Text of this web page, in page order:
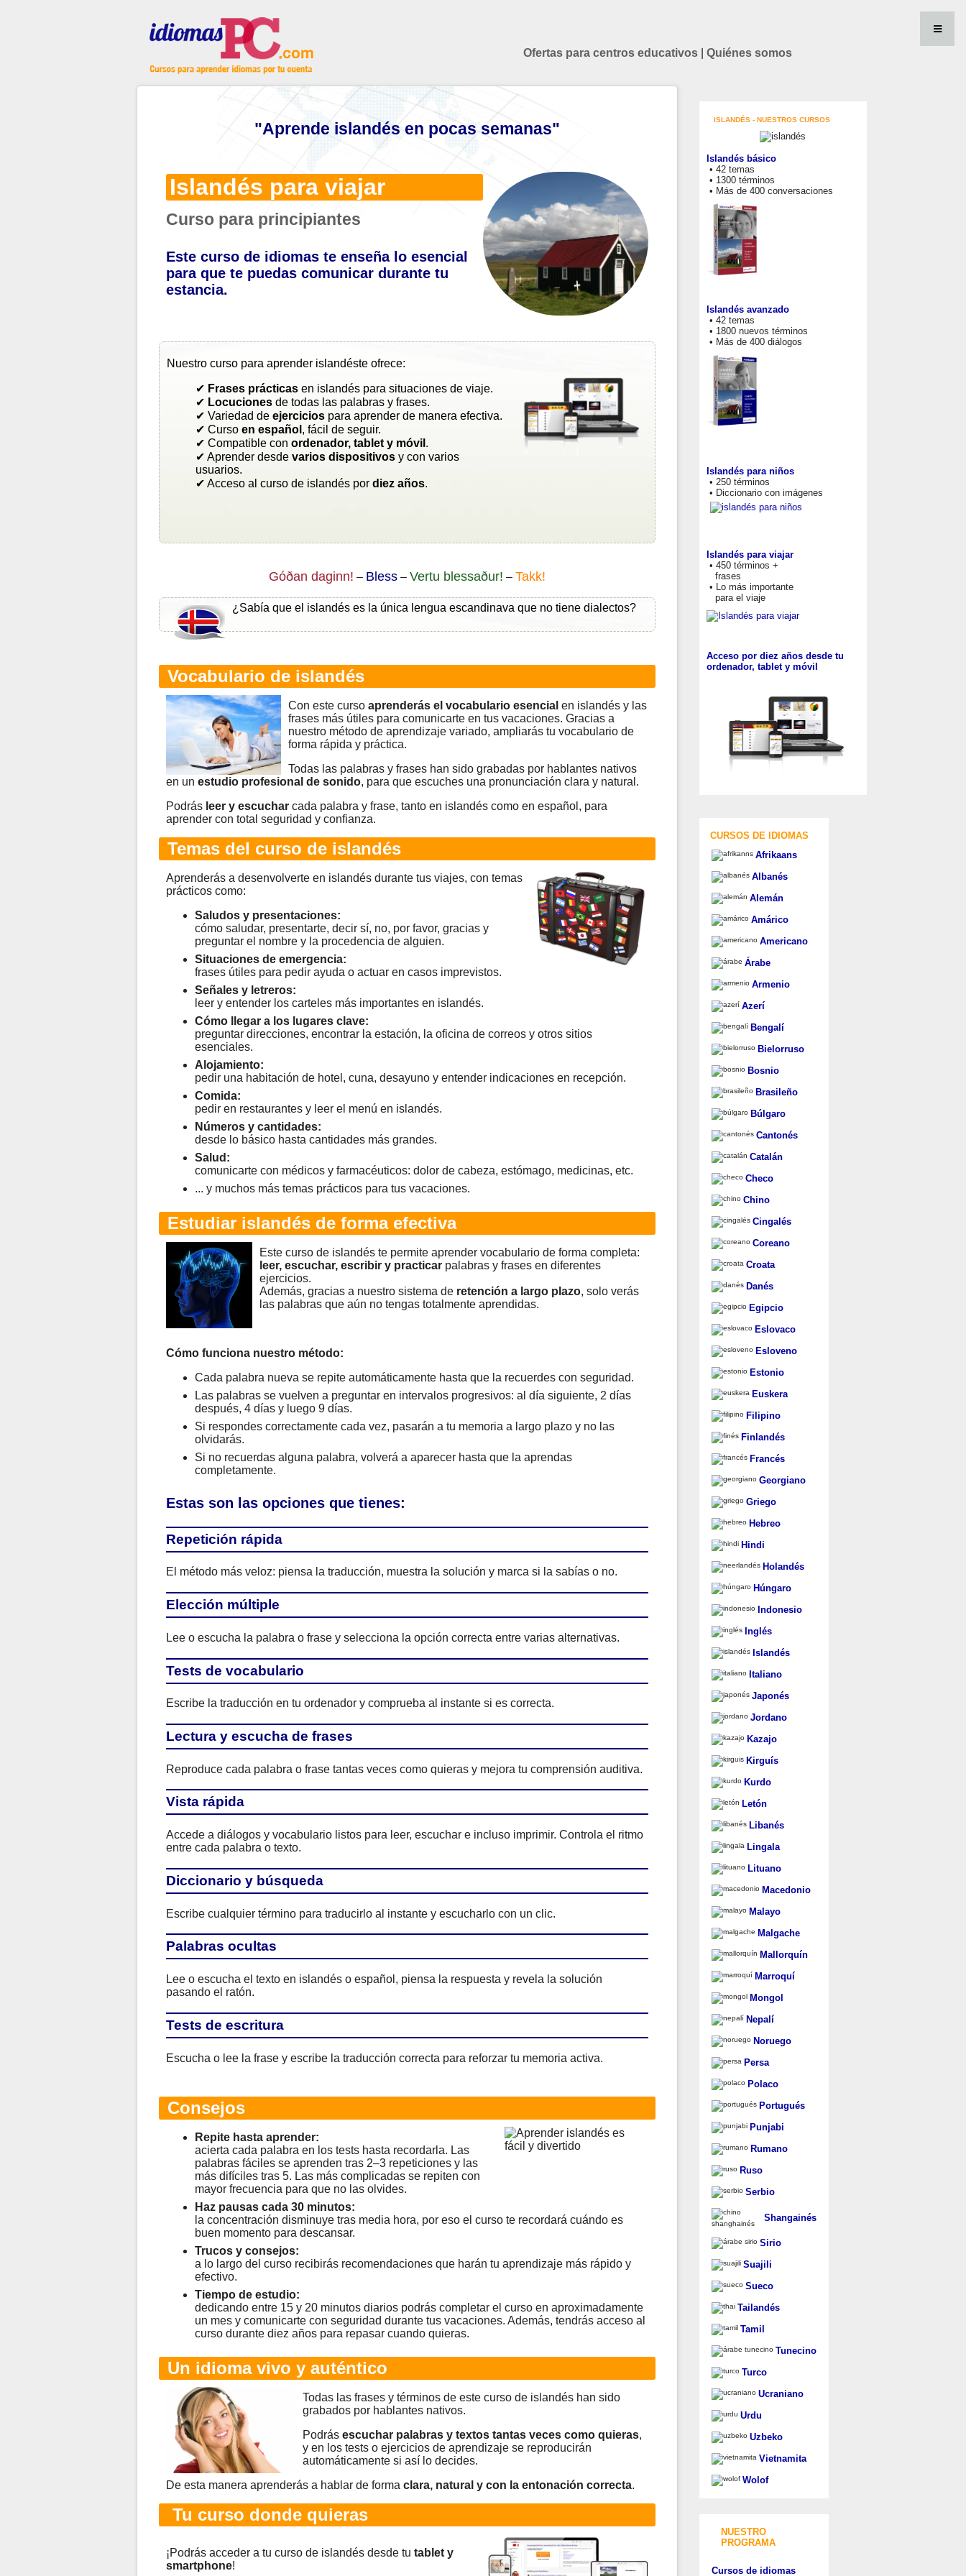
Ofertas para centros educativos Quiénes somos
"Aprende islandés en pocas semanas"
Islandés para viajar
Curso para principiantes
Este curso de idiomas te enseña lo esencial
para que te puedas comunicar durante tu
estancia.
Nuestro curso para aprender islandéste ofrece:
✔ Frases prácticasen islandés para situaciones de viaje.
✔ Locucionesde todas las palabras y frases.
✔ Variedad de ejerciciospara aprender de manera efectiva.
✔ Curso en español , fácil de seguir.
✔ Compatible con ordenador, tablet y móvil .
✔ Aprender desde varios dispositivosy con varios
usuarios.
✔ Acceso al curso de islandés por diez años.
Góðan daginn! – Bless– Vertu blessaður! – Takk!
¿Sabía que el islandés es la única lengua escandinava que no tiene dialectos?
Vocabulario de islandés
Con este curso aprenderás el vocabulario esencial en islandés y las
frases más útiles para comunicarte en tus vacaciones. Gracias a
nuestro método de aprendizaje variado, ampliarás tu vocabulario de
forma rápida y práctica.
Todas las palabras y frases han sido grabadas por hablantes nativos
en un estudio profesional de sonido, para que escuches una pronunciación clara y natural.
Podrás leer y escucharcada palabra y frase, tanto en islandés como en español, para
aprender con total seguridad y confianza.
Temas del curso de islandés
Aprenderás a desenvolverte en islandés durante tus viajes, con temas
prácticos como:
Saludos y presentaciones:
cómo saludar, presentarte, decir sí, no, por favor, gracias y
preguntar el nombre y la procedencia de alguien.
Situaciones de emergencia:
frases útiles para pedir ayuda o actuar en casos imprevistos.
Señales y letreros:
leer y entender los carteles más importantes en islandés.
Cómo llegar a los lugares clave:
preguntar direcciones, encontrar la estación, la oficina de correos y otros sitios
esenciales.
Alojamiento:
pedir una habitación de hotel, cuna, desayuno y entender indicaciones en recepción.
Comida:
pedir en restaurantes y leer el menú en islandés.
Números y cantidades:
desde lo básico hasta cantidades más grandes.
Salud:
comunicarte con médicos y farmacéuticos: dolor de cabeza, estómago, medicinas, etc.
... y muchos más temas prácticos para tus vacaciones.
Estudiar islandés de forma efectiva
Este curso de islandés te permite aprender vocabulario de forma completa:
leer, escuchar, escribir y practicarpalabras y frases en diferentes
ejercicios.
Además, gracias a nuestro sistema de retención a largo plazo, solo verás
las palabras que aún no tengas totalmente aprendidas.
Cómo funciona nuestro método:
Cada palabra nueva se repite automáticamente hasta que la recuerdes con seguridad.
Las palabras se vuelven a preguntar en intervalos progresivos: al día siguiente, 2 días
después, 4 días y luego 9 días.
Si respondes correctamente cada vez, pasarán a tu memoria a largo plazo y no las
olvidarás.
Si no recuerdas alguna palabra, volverá a aparecer hasta que la aprendas
completamente.
Estas son las opciones que tienes:
Repetición rápida
El método más veloz: piensa la traducción, muestra la solución y marca si la sabías o no.
Elección múltiple
Lee o escucha la palabra o frase y selecciona la opción correcta entre varias alternativas.
Tests de vocabulario
Escribe la traducción en tu ordenador y comprueba al instante si es correcta.
Lectura y escucha de frases
Reproduce cada palabra o frase tantas veces como quieras y mejora tu comprensión auditiva.
Vista rápida
Accede a diálogos y vocabulario listos para leer, escuchar e incluso imprimir. Controla el ritmo
entre cada palabra o texto.
Diccionario y búsqueda
Escribe cualquier término para traducirlo al instante y escucharlo con un clic.
Palabras ocultas
Lee o escucha el texto en islandés o español, piensa la respuesta y revela la solución
pasando el ratón.
Tests de escritura
Escucha o lee la frase y escribe la traducción correcta para reforzar tu memoria activa.
Consejos
Repite hasta aprender:
acierta cada palabra en los tests hasta recordarla. Las
palabras fáciles se aprenden tras 2–3 repeticiones y las
más difíciles tras 5. Las más complicadas se repiten con
mayor frecuencia para que no las olvides.
Haz pausas cada 30 minutos:
la concentración disminuye tras media hora, por eso el curso te recordará cuándo es
buen momento para descansar.
Trucos y consejos:
a lo largo del curso recibirás recomendaciones que harán tu aprendizaje más rápido y
efectivo.
Tiempo de estudio:
dedicando entre 15 y 20 minutos diarios podrás completar el curso en aproximadamente
un mes y comunicarte con seguridad durante tus vacaciones. Además, tendrás acceso al
curso durante diez años para repasar cuando quieras.
Un idioma vivo y auténtico
Todas las frases y términos de este curso de islandés han sido
grabados por hablantes nativos.
Podrás escuchar palabras y textos tantas veces como quieras,
y en los tests o ejercicios de aprendizaje se reproducirán
automáticamente si así lo decides.
De esta manera aprenderás a hablar de forma clara, natural y con la entonación correcta.
Tu curso donde quieras
¡Podrás acceder a tu curso de islandés desde tu tablet y
smartphone!
ISLANDÉS - NUESTROS CURSOS
Islandés básico
• 42 temas
• 1300 términos
• Más de 400 conversaciones
Islandés avanzado
• 42 temas
• 1800 nuevos términos
• Más de 400 diálogos
Islandés para niños
• 250 términos
• Diccionario con imágenes
Islandés para viajar
• 450 términos +
frases
• Lo más importante
para el viaje
Acceso por diez años desde tu
ordenador, tablet y móvil
CURSOS DE IDIOMAS
Afrikaans
Albanés
Alemán
Amárico
Americano
Árabe
Armenio
Azerí
Bengalí
Bielorruso
Bosnio
Brasileño
Búlgaro
Cantonés
Catalán
Checo
Chino
Cingalés
Coreano
Croata
Danés
Egipcio
Eslovaco
Esloveno
Estonio
Euskera
Filipino
Finlandés
Francés
Georgiano
Griego
Hebreo
Hindi
Holandés
Húngaro
Indonesio
Inglés
Islandés
Italiano
Japonés
Jordano
Kazajo
Kirguís
Kurdo
Letón
Libanés
Lingala
Lituano
Macedonio
Malayo
Malgache
Mallorquín
Marroquí
Mongol
Nepalí
Noruego
Persa
Polaco
Portugués
Punjabi
Rumano
Ruso
Serbio
Shangainés
Sirio
Suajili
Sueco
Tailandés
Tamil
Tunecino
Turco
Ucraniano
Urdu
Uzbeko
Vietnamita
Wolof
NUESTRO
PROGRAMA
Cursos de idiomas